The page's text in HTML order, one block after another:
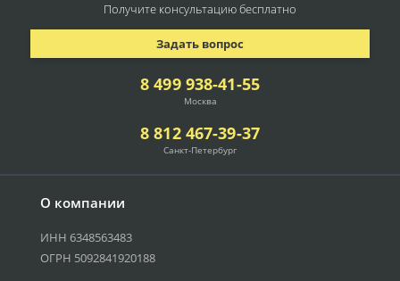
О компании
ИНН 6348563483
ОГРН 5092841920188
8 499 938-41-55
Москва
8 812 467-39-37
Санкт-Петербург
Задать вопрос
Получите консультациюбесплатно